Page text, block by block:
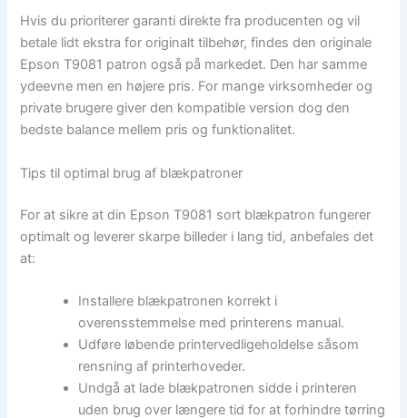
Hvis du prioriterer garanti direkte fra producenten og vil
betale lidt ekstra for originalt tilbehør, findes den originale
Epson T9081 patron også på markedet. Den har samme
ydeevne men en højere pris. For mange virksomheder og
private brugere giver den kompatible version dog den
bedste balance mellem pris og funktionalitet.
Tips til optimal brug af blækpatroner
For at sikre at din Epson T9081 sort blækpatron fungerer
optimalt og leverer skarpe billeder i lang tid, anbefales det
at:
Installere blækpatronen korrekt i
overensstemmelse med printerens manual.
Udføre løbende printervedligeholdelse såsom
rensning af printerhoveder.
Undgå at lade blækpatronen sidde i printeren
uden brug over længere tid for at forhindre tørring